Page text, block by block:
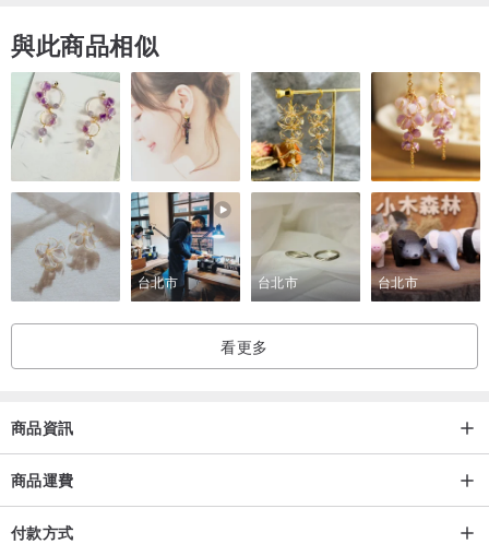
與此商品相似
台北市 台北市 台北市
看更多
商品資訊
商品運費
付款方式